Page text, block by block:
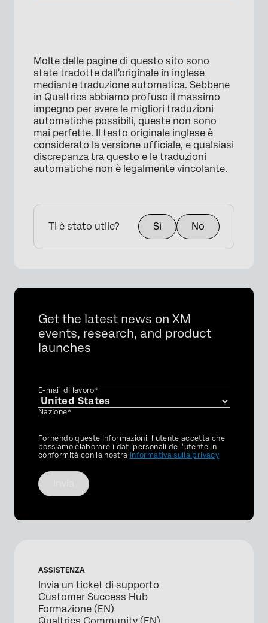
×
Molte delle pagine di questo sito sono
state tradotte dall'originale in inglese
mediante traduzione automatica. Sebbene
in Qualtrics abbiamo profuso il massimo
impegno per avere le migliori traduzioni
automatiche possibili, queste non sono
mai perfette. Il testo originale inglese è
considerato la versione ufficiale, e qualsiasi
discrepanza tra questo e le traduzioni
automatiche non è legalmente vincolante.
Ti è stato utile? Sì No
Get the latest news on XM
events, research, and product
launches
E-mail di lavoro*
Nazione*
Privacy
Optin
Fornendo queste informazioni, l'utente accetta che
possiamo elaborare i dati personali dell'utente in
conformità con la nostra Informativa sulla privacy
ASSISTENZA
Invia un ticket di supporto
Customer Success Hub
Formazione (EN)
Qualtrics Community (EN)